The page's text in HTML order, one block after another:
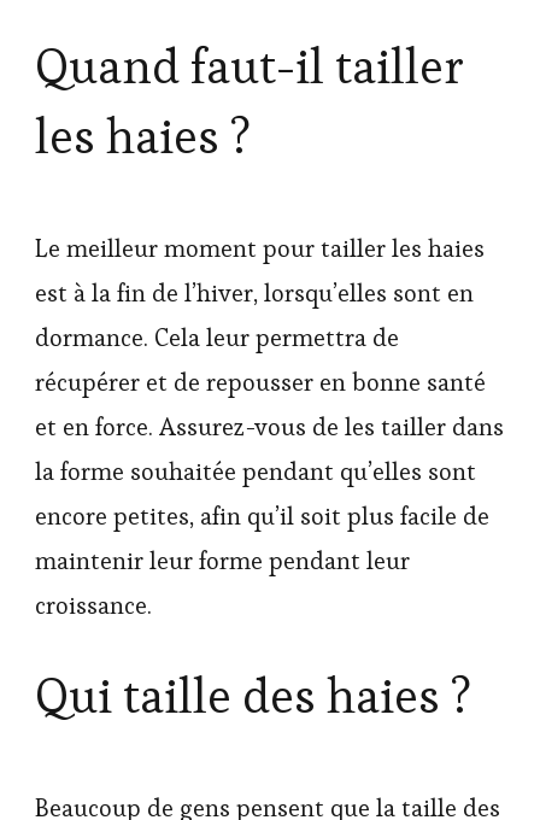
Quand faut-il tailler
les haies ?
Le meilleur moment pour tailler les haies
est à la fin de l’hiver, lorsqu’elles sont en
dormance. Cela leur permettra de
récupérer et de repousser en bonne santé
et en force. Assurez-vous de les tailler dans
la forme souhaitée pendant qu’elles sont
encore petites, afin qu’il soit plus facile de
maintenir leur forme pendant leur
croissance.
Qui taille des haies ?
Beaucoup de gens pensent que la taille des